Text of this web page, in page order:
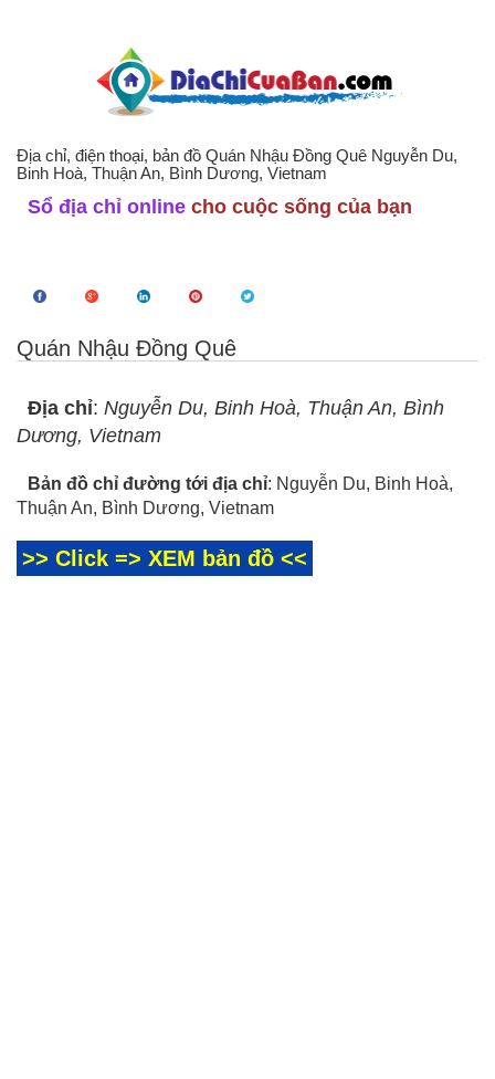
Địa chỉ, điện thoại, bản đồ Quán Nhậu Đồng Quê Nguyễn Du,
Binh Hoà, Thuận An, Bình Dương, Vietnam
Sổ địa chỉ online cho cuộc sống của bạn
Quán Nhậu Đồng Quê
Địa chỉ: Nguyễn Du, Binh Hoà, Thuận An, Bình
Dương, Vietnam
Bản đồ chỉ đường tới địa chỉ: Nguyễn Du, Binh Hoà,
Thuận An, Bình Dương, Vietnam
>> Click => XEM bản đồ <<